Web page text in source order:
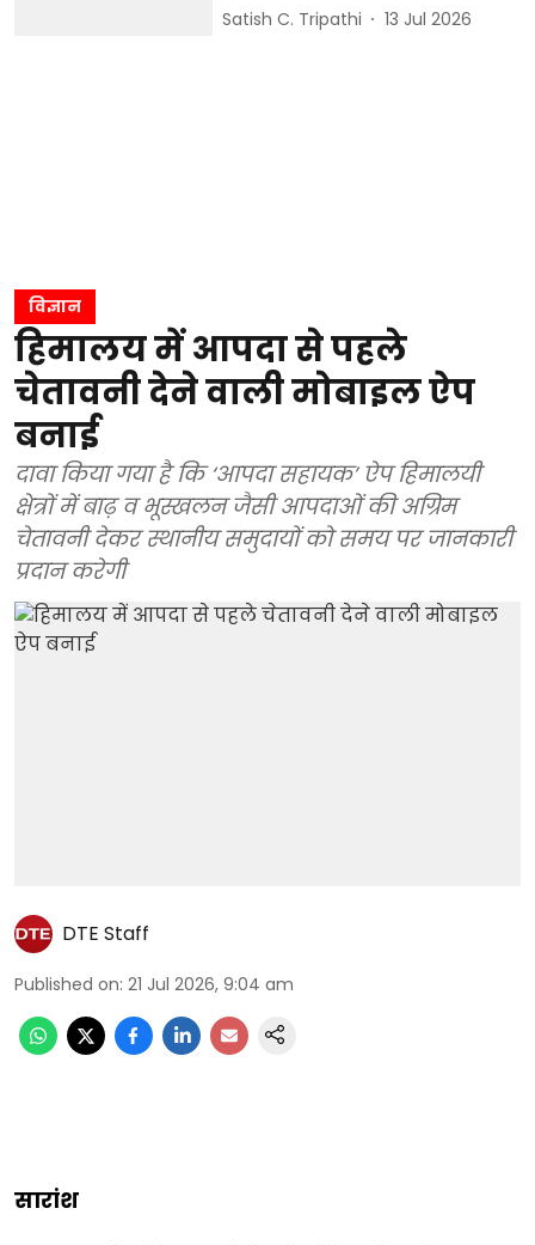
Satish C. Tripathi 13 Jul 2026
विज्ञान
हिमालय में आपदा से पहले
चेतावनी देने वाली मोबाइल ऐप
बनाई
दावा किया गया है कि ‘आपदा सहायक’ ऐप हिमालयी
क्षेत्रों में बाढ़ व भूस्खलन जैसी आपदाओं की अग्रिम
चेतावनी देकर स्थानीय समुदायों को समय पर जानकारी
प्रदान करेगी
DTE Staff
Published on: 21 Jul 2026, 9:04 am
सारांश